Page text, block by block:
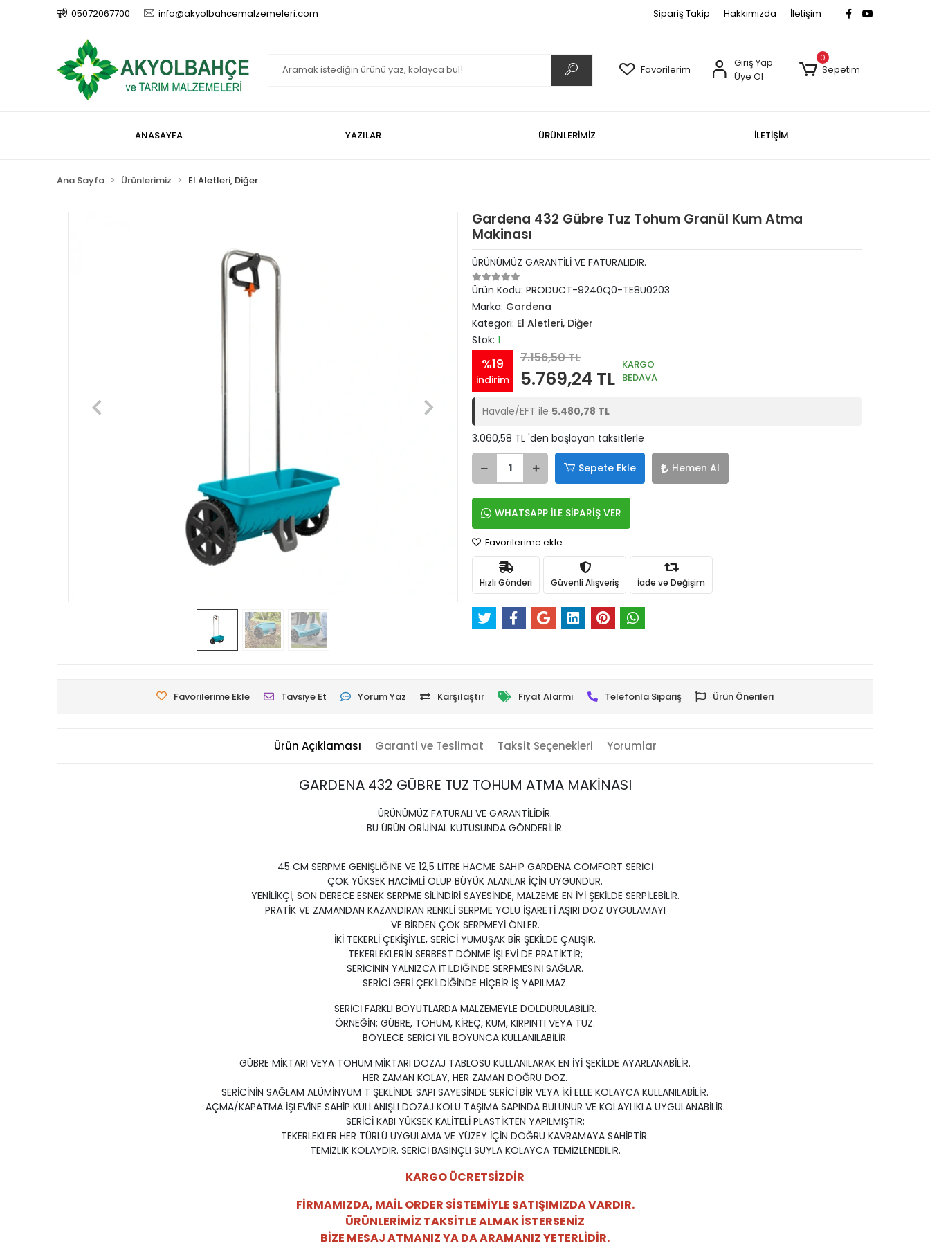
05072067700 info@akyolbahcemalzemeleri.com Sipariş Takip Hakkımızda İletişim
Favorilerim
Giriş Yap
Üye Ol
0
Sepetim
ANASAYFA YAZILAR ÜRÜNLERİMİZ İLETİŞİM
Ana Sayfa Ürünlerimiz El Aletleri, Diğer
Gardena 432 Gübre Tuz Tohum Granül Kum Atma
Makinası
ÜRÜNÜMÜZ GARANTİLİ VE FATURALIDIR.
Ürün Kodu: PRODUCT-9240Q0-TE8U0203
Marka: Gardena
Kategori: El Aletleri, Diğer
Stok: 1
%19
indirim
7.156,50 TL
5.769,24 TL
KARGO
BEDAVA
Havale/EFT ile 5.480,78 TL
3.060,58 TL 'den başlayan taksitlerle
Sepete Ekle Hemen Al
WHATSAPP İLE SİPARİŞ VER
Favorilerime ekle
Hızlı Gönderi Güvenli Alışveriş İade ve Değişim
Favorilerime Ekle Tavsiye Et Yorum Yaz Karşılaştır Fiyat Alarmı Telefonla Sipariş Ürün Önerileri
Ürün Açıklaması Garanti ve Teslimat Taksit Seçenekleri Yorumlar
GARDENA 432 GÜBRE TUZ TOHUM ATMA MAKİNASI
ÜRÜNÜMÜZ FATURALI VE GARANTİLİDİR.
BU ÜRÜN ORİJİNAL KUTUSUNDA GÖNDERİLİR.
45 CM SERPME GENİŞLİĞİNE VE 12,5 LİTRE HACME SAHİP GARDENA COMFORT SERİCİ
ÇOK YÜKSEK HACİMLİ OLUP BÜYÜK ALANLAR İÇİN UYGUNDUR.
YENİLİKÇİ, SON DERECE ESNEK SERPME SİLİNDİRİ SAYESİNDE, MALZEME EN İYİ ŞEKİLDE SERPİLEBİLİR.
PRATİK VE ZAMANDAN KAZANDIRAN RENKLİ SERPME YOLU İŞARETİ AŞIRI DOZ UYGULAMAYI
VE BİRDEN ÇOK SERPMEYİ ÖNLER.
İKİ TEKERLİ ÇEKİŞİYLE, SERİCİ YUMUŞAK BİR ŞEKİLDE ÇALIŞIR.
TEKERLEKLERİN SERBEST DÖNME İŞLEVİ DE PRATİKTİR;
SERİCİNİN YALNIZCA İTİLDİĞİNDE SERPMESİNİ SAĞLAR.
SERİCİ GERİ ÇEKİLDİĞİNDE HİÇBİR İŞ YAPILMAZ.
SERİCİ FARKLI BOYUTLARDA MALZEMEYLE DOLDURULABİLİR.
ÖRNEĞİN; GÜBRE, TOHUM, KİREÇ, KUM, KIRPINTI VEYA TUZ.
BÖYLECE SERİCİ YIL BOYUNCA KULLANILABİLİR.
GÜBRE MİKTARI VEYA TOHUM MİKTARI DOZAJ TABLOSU KULLANILARAK EN İYİ ŞEKİLDE AYARLANABİLİR.
HER ZAMAN KOLAY, HER ZAMAN DOĞRU DOZ.
SERİCİNİN SAĞLAM ALÜMİNYUM T ŞEKLİNDE SAPI SAYESİNDE SERİCİ BİR VEYA İKİ ELLE KOLAYCA KULLANILABİLİR.
AÇMA/KAPATMA İŞLEVİNE SAHİP KULLANIŞLI DOZAJ KOLU TAŞIMA SAPINDA BULUNUR VE KOLAYLIKLA UYGULANABİLİR.
SERİCİ KABI YÜKSEK KALİTELİ PLASTİKTEN YAPILMIŞTIR;
​TEKERLEKLER HER TÜRLÜ UYGULAMA VE YÜZEY İÇİN DOĞRU KAVRAMAYA SAHİPTİR.
TEMİZLİK KOLAYDIR. SERİCİ BASINÇLI SUYLA KOLAYCA TEMİZLENEBİLİR.
KARGO ÜCRETSİZDİR
FİRMAMIZDA, MAİL ORDER SİSTEMİYLE SATIŞIMIZDA VARDIR.
ÜRÜNLERİMİZ TAKSİTLE ALMAK İSTERSENİZ
BİZE MESAJ ATMANIZ YA DA ARAMANIZ YETERLİDİR.